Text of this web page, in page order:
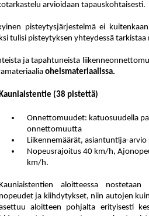
arvioidaan tapauskohtaisesti.
pisteytysjärjestelmä ei
tulisi pisteytyksen yhteydessä tarkistaa
ja tapahtuneista liikenneonnetto
materiaalia oheismateriaalissa.
(38 pistettä)
Onnettomuudet: katuosuudella
onnettomuutta
Liikennemäärät, asiantuntija-
Nopeusrajoitus 40 km/h,
km/h.
aloitteessa
ja kiihdytykset, niin autojen
aloitteen pohjalta erityisesti